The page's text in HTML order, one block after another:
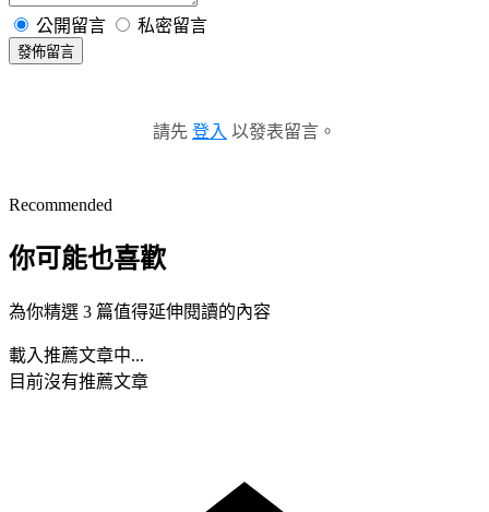
公開留言 私密留言
發佈留言
請先 登入 以發表留言。
Recommended
你可能也喜歡
為你精選 3 篇值得延伸閱讀的內容
載入推薦文章中...
目前沒有推薦文章